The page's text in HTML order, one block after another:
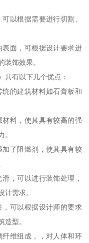
以根据需要进行切割、
表面，可根据设计要求进
装饰效果。
具有以下几个优点：
统的建筑材料如石膏板和
材料，使其具有较高的强
。
加了阻燃剂，使其具有较
，可以进行装饰处理，
计需求。
，可以根据设计师的要求
造型。
纤维组成，，对人体和环